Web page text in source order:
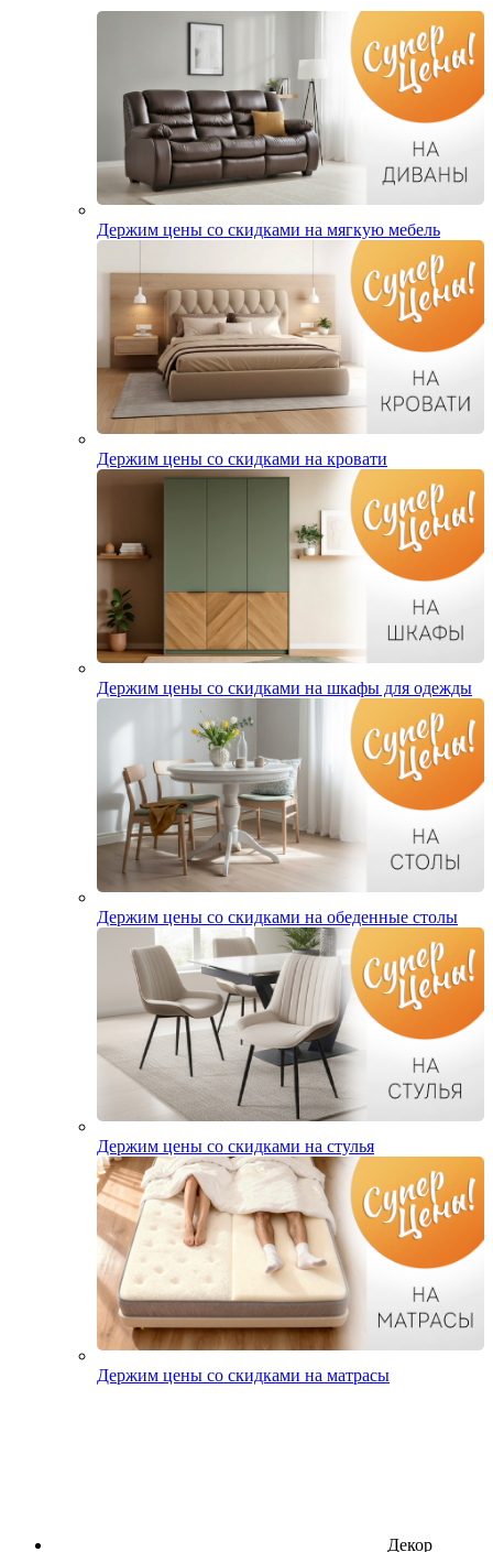
Держим цены со скидками на мягкую мебель
Держим цены со скидками на кровати
Держим цены со скидками на шкафы для одежды
Держим цены со скидками на обеденные столы
Держим цены со скидками на стулья
Держим цены со скидками на матрасы
Декор